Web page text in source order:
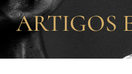
ARTIGOS